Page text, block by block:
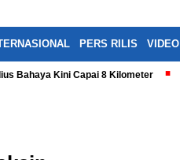
PERS RILIS VIDEO
Bahaya Kini Capai 8 Kilometer